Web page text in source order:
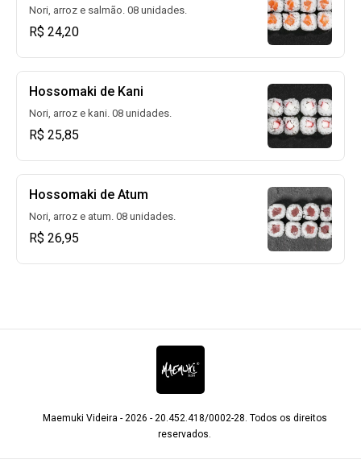
Nori, arroz e salmão. 08 unidades.
R$ 24,20
Hossomaki de Kani
Nori, arroz e kani. 08 unidades.
R$ 25,85
Hossomaki de Atum
Nori, arroz e atum. 08 unidades.
R$ 26,95
Maemuki Videira - 2026 - 20.452.418/0002-28. Todos os direitos
reservados.